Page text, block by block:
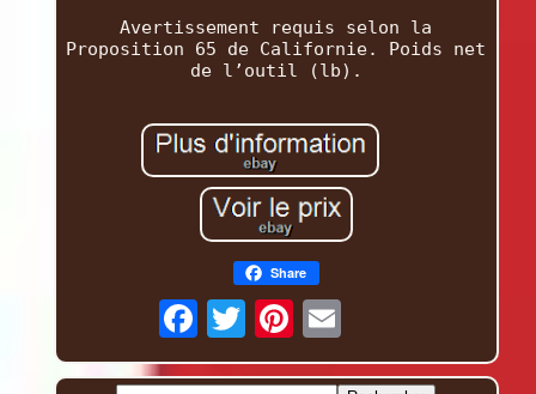
Avertissement requis selon la
Proposition 65 de Californie. Poids net
de l’outil (lb).
Share